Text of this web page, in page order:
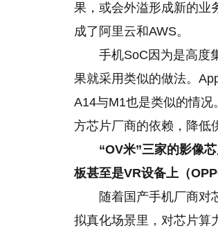
果，或会外溢形成新的业
成了阿里云和AWS。
手机SoC因为是高度
果就采用类似的做法。
A14与M1也是类似的情
方芯片厂商的依赖，降低
“OV米”三家的影像
板甚至是VR设备上（
随着国产手机厂商对
拟真化场景里，对芯片算